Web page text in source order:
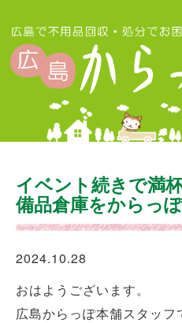
イベント続きで満
備品倉庫をからっ
2024.10.28
おはようございます。
広島からっぽ本舗スタッフ